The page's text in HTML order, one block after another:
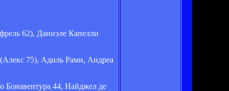
62), Даниэле Капелли
75), Адиль Рами, Андреа
44, Найджел де